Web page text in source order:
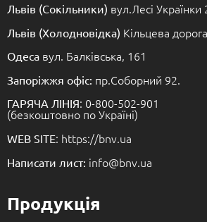
Львів (Сокільники) вул.Лесі Українки
Львів (Холодновідка) Кільцева
Одеса вул. Балківська, 161
Запоріжжя офіс: пр.Соборний 92.
ГАРЯЧА ЛІНІЯ: 0-800-502-901
(безкоштовно по Україні)
WEB SITE: https://bnv.ua
Написати лист: info@bnv.ua
Продукція